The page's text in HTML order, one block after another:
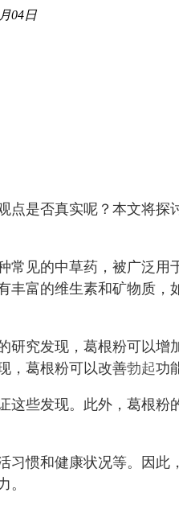
04日
点是否真实呢？本文将
见的中草药，被广泛用
富的维生素和矿物质，
究发现，葛根粉可以
，葛根粉可以改善勃起功
些发现。此外，葛根粉
惯和健康状况等。因
。